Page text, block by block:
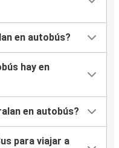
en autobús?
hay en
en autobús?
para viajar a